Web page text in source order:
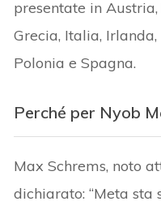
presentate in
Grecia, Italia,
Polonia e Spagna.
Perché per Nyob
Max Schrems, noto
dichiarato: “Meta sta